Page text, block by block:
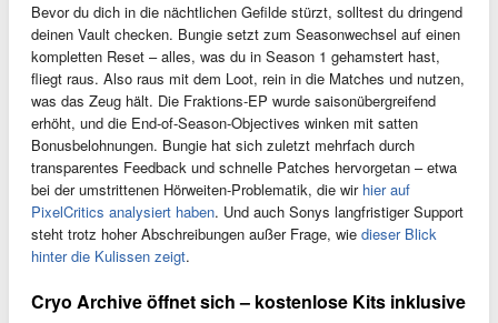
Bevor du dich in die nächtlichen Gefilde stürzt, solltest du dringend
deinen Vault checken. Bungie setzt zum Seasonwechsel auf einen
kompletten Reset – alles, was du in Season 1 gehamstert hast,
fliegt raus. Also raus mit dem Loot, rein in die Matches und nutzen,
was das Zeug hält. Die Fraktions-EP wurde saisonübergreifend
erhöht, und die End-of-Season-Objectives winken mit satten
Bonusbelohnungen. Bungie hat sich zuletzt mehrfach durch
transparentes Feedback und schnelle Patches hervorgetan – etwa
bei der umstrittenen Hörweiten-Problematik, die wir hier auf
PixelCritics analysiert haben. Und auch Sonys langfristiger Support
steht trotz hoher Abschreibungen außer Frage, wie dieser Blick
hinter die Kulissen zeigt.
Cryo Archive öffnet sich – kostenlose Kits inklusive